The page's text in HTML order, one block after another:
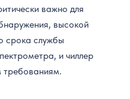
важно для
высокой
срока службы
и чиллер
требованиям.